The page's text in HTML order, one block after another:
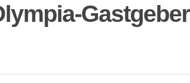
Gastgeber